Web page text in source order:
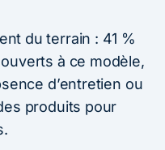
du terrain : 41 %
à ce modèle,
d’entretien ou
produits pour